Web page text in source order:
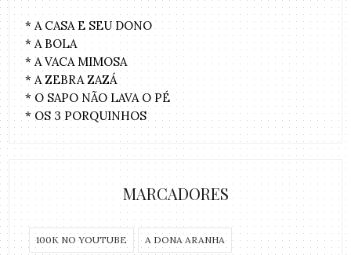
* A CASA E SEU DONO
* A BOLA
* A VACA MIMOSA
* A ZEBRA ZAZÁ
* O SAPO NÃO LAVA O PÉ
* OS 3 PORQUINHOS
MARCADORES
100K NO YOUTUBE A DONA ARANHA